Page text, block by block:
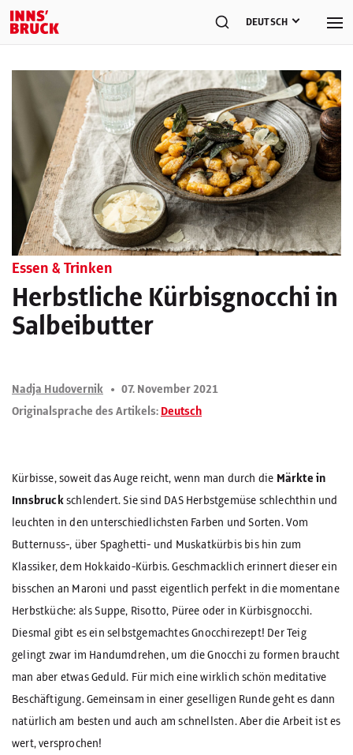
DEUTSCH
Essen & Trinken
Herbstliche Kürbisgnocchi in
Salbeibutter
Nadja Hudovernik
07. November 2021
Originalsprache des Artikels: Deutsch
Kürbisse, soweit das Auge reicht, wenn man durch die Märkte in
Innsbruckschlendert. Sie sind DAS Herbstgemüse schlechthin und
leuchten in den unterschiedlichsten Farben und Sorten. Vom
Butternuss-, über Spaghetti- und Muskatkürbis bis hin zum
Klassiker, dem Hokkaido-Kürbis. Geschmacklich erinnert dieser ein
bisschen an Maroni und passt eigentlich perfekt in die momentane
Herbstküche: als Suppe, Risotto, Püree oder in Kürbisgnocchi.
Diesmal gibt es ein selbstgemachtes Gnocchirezept! Der Teig
gelingt zwar im Handumdrehen, um die Gnocchi zu formen braucht
man aber etwas Geduld. Für mich eine wirklich schön meditative
Beschäftigung. Gemeinsam in einer geselligen Runde geht es dann
natürlich am besten und auch am schnellsten. Aber die Arbeit ist es
wert, versprochen!